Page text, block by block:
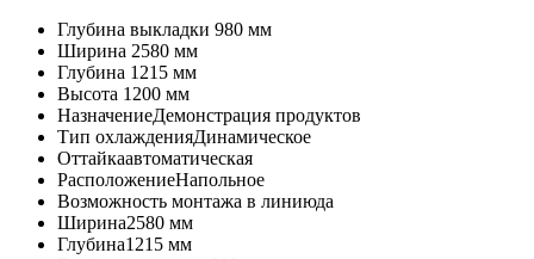
Глубина выкладки 980 мм
Ширина 2580 мм
Глубина 1215 мм
Высота 1200 мм
НазначениеДемонстрация продуктов
Тип охлажденияДинамическое
Оттайкаавтоматическая
РасположениеНапольное
Возможность монтажа в линиюда
Ширина2580 мм
Глубина1215 мм